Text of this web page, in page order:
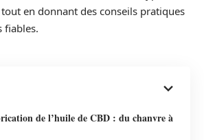
en donnant des conseils pratiques
fiables.
de l’huile de CBD : du chanvre à